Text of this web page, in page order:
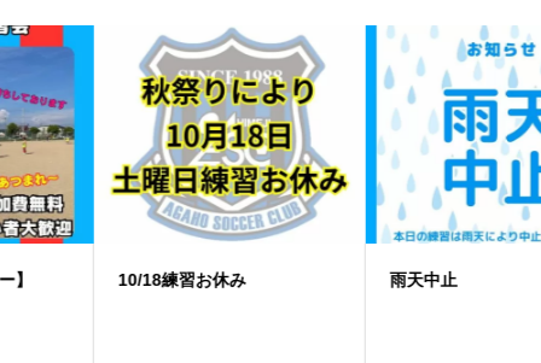
10/18練習お休み